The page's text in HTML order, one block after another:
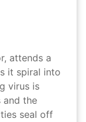
attends a
it spiral into
virus is
and the
seal off